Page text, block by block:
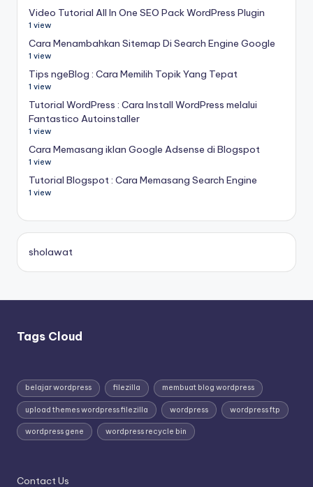
Video Tutorial All In One SEO Pack WordPress Plugin
1 view
Cara Menambahkan Sitemap Di Search Engine Google
1 view
Tips ngeBlog : Cara Memilih Topik Yang Tepat
1 view
Tutorial WordPress : Cara Install WordPress melalui
Fantastico Autoinstaller
1 view
Cara Memasang iklan Google Adsense di Blogspot
1 view
Tutorial Blogspot : Cara Memasang Search Engine
1 view
sholawat
Tags Cloud
belajar wordpress filezilla membuat blog wordpress
upload themes wordpress filezilla wordpress wordpress ftp
wordpress gene wordpress recycle bin
Contact Us